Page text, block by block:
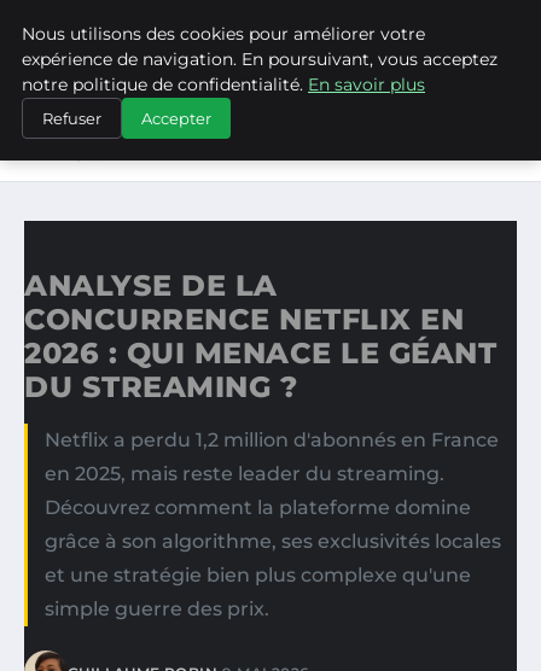
ASVPP
ACCUEIL
ANALYSE DE LA CONCURRENCE NETFLIX EN 2026 : QUI
ANALYSE DE LA
CONCURRENCE NETFLIX EN
2026 : QUI MENACE LE GÉANT
DU STREAMING ?
Netflix a perdu 1,2 million d'abonnés en France
en 2025, mais reste leader du streaming.
Découvrez comment la plateforme domine
grâce à son algorithme, ses exclusivités locales
et une stratégie bien plus complexe qu'une
simple guerre des prix.
Nous utilisons des cookies pour améliorer votre
expérience de navigation. En poursuivant, vous acceptez
notre politique de confidentialité. En savoir plus
Refuser Accepter